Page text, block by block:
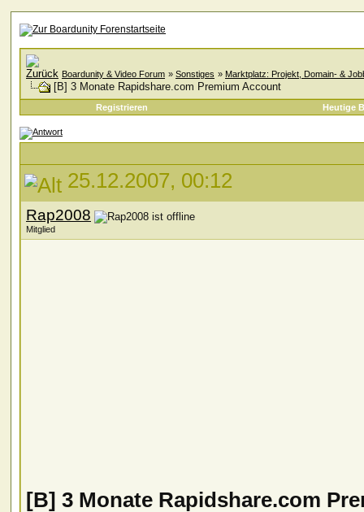
Boardunity & Video Forum » Sonstiges » Marktplatz: Projekt, Domain- &
[B] 3 Monate Rapidshare.com Premium Account
Registrieren Heutige
25.12.2007, 00:12
Rap2008
Mitglied
[B] 3 Monate Rapidshare.com